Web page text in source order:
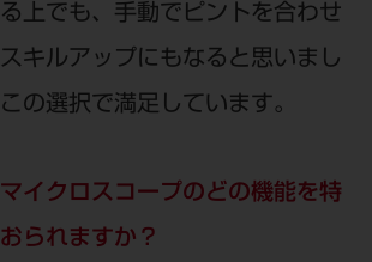
上でも、手動でピントを合わせ
キルアップにもなると思いまし
の選択で満足しています。
イクロスコープのどの機能を特
られますか？